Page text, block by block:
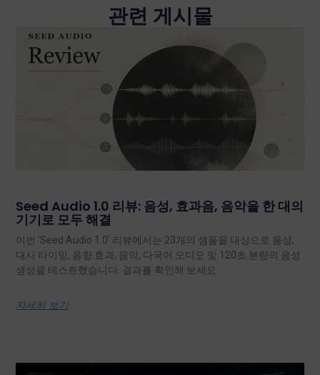
관련 게시물
Seed Audio 1.0 리뷰: 음성, 효과음, 음악을 한 대의
기기로 모두 해결
이번 ‘Seed Audio 1.0’ 리뷰에서는 23개의 샘플을 대상으로 음성,
대사 타이밍, 음향 효과, 음악, 다국어 오디오 및 120초 분량의 음성
생성을 테스트했습니다. 결과를 확인해 보세요.
자세히 보기